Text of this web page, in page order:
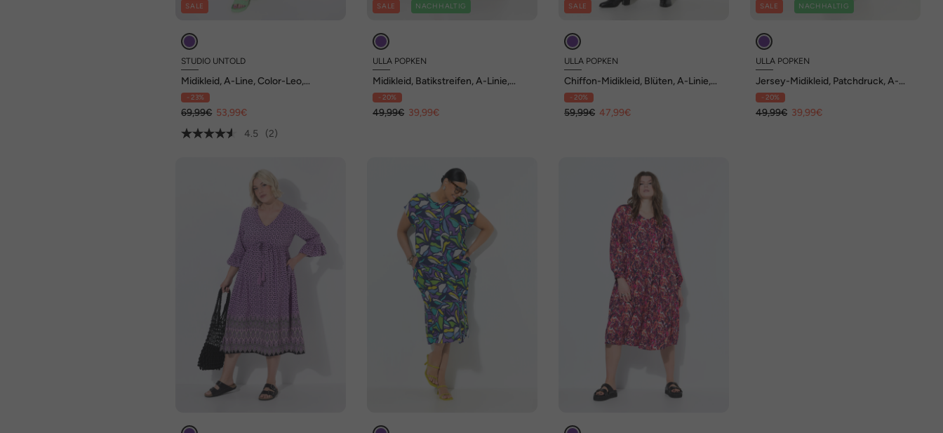
SALE
STUDIO UNTOLD
Midikleid, A-Line, Color-Leo,
Puffärmel
- 23%
69,99€ 53,99€
4.5
(2)
SALE NACHHALTIG
ULLA POPKEN
Midikleid, Batikstreifen, A-Linie,
Rundhals, Halbarm
- 20%
49,99€ 39,99€
SALE
ULLA POPKEN
Chiffon-Midikleid, Blüten, A-Linie,
V-Ausschnitt, 3/4-Arm
- 20%
59,99€ 47,99€
SALE NACHHALTIG
ULLA POPKEN
Jersey-Midikleid, Patchdruck, A-
Linie, Rundhals, 3/4-Arm
- 20%
49,99€ 39,99€